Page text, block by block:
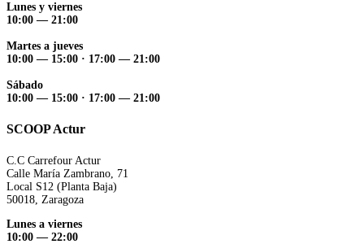
Lunes y viernes
10:00 — 21:00
Martes a jueves
10:00 — 15:00 · 17:00 — 21:00
Sábado
10:00 — 15:00 · 17:00 — 21:00
SCOOP Actur
C.C Carrefour Actur
Calle María Zambrano, 71
Local S12 (Planta Baja)
50018, Zaragoza
Lunes a viernes
10:00 — 22:00